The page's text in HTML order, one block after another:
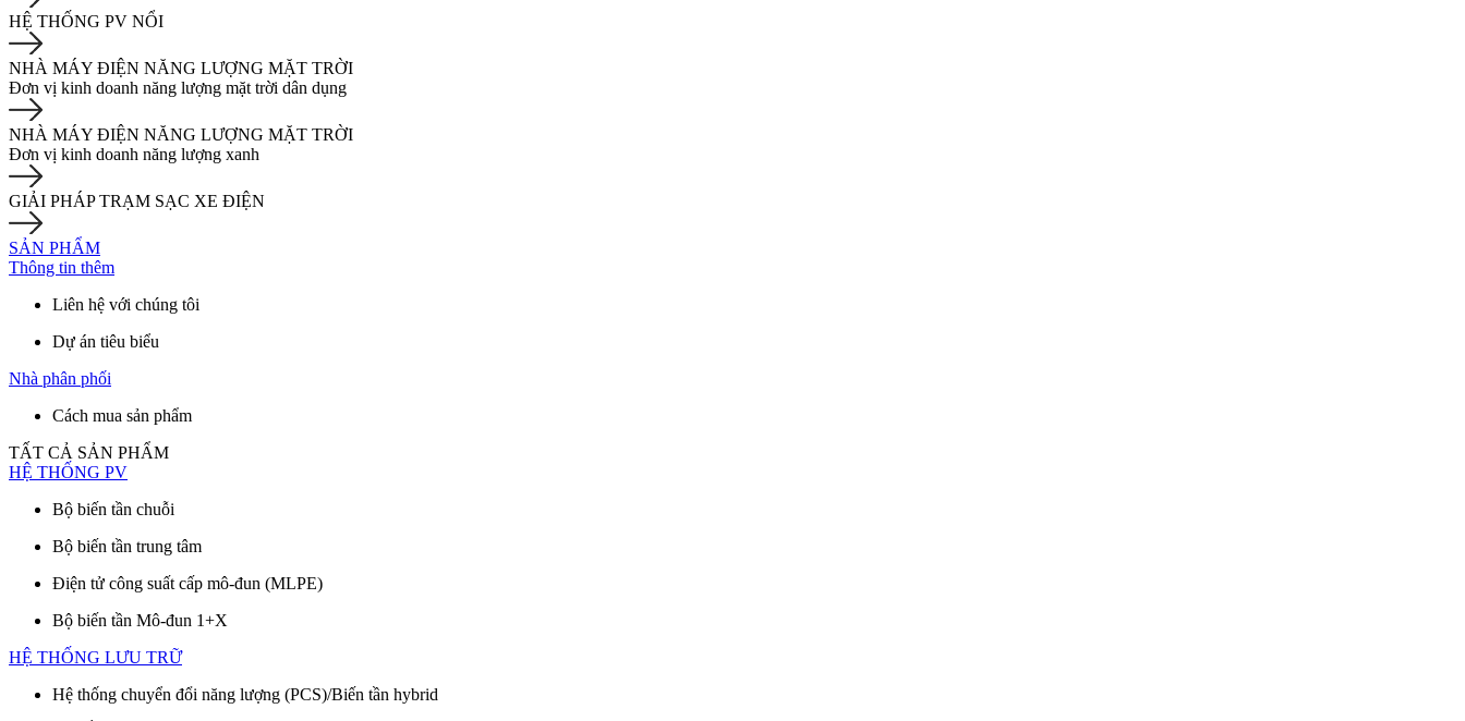
HỆ THỐNG PV NỔI
NHÀ MÁY ĐIỆN NĂNG LƯỢNG MẶT TRỜI
Đơn vị kinh doanh năng lượng mặt trời dân dụng
NHÀ MÁY ĐIỆN NĂNG LƯỢNG MẶT TRỜI
Đơn vị kinh doanh năng lượng xanh
GIẢI PHÁP TRẠM SẠC XE ĐIỆN
SẢN PHẨM
Thông tin thêm
Liên hệ với chúng tôi
Dự án tiêu biểu
Nhà phân phối
Cách mua sản phẩm
TẤT CẢ SẢN PHẨM
HỆ THỐNG PV
Bộ biến tần chuỗi
Bộ biến tần trung tâm
Điện tử công suất cấp mô-đun (MLPE)
Bộ biến tần Mô-đun 1+X
HỆ THỐNG LƯU TRỮ
Hệ thống chuyển đổi năng lượng (PCS)/Biến tần hybrid